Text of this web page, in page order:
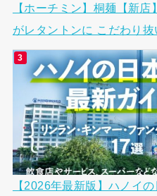
【ホーチミン】桐麺【新
がレタントンに こだわり
【2026年最新版】ハノイ